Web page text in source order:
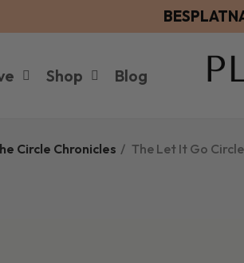
Shop Blog
Circle Chronicles The Let It Go Circle